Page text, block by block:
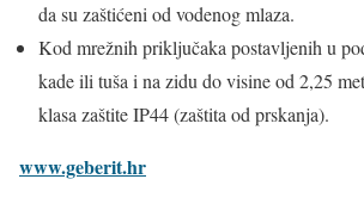
da su zaštićeni od vodenog mlaza.
Kod mrežnih priključaka postavljenih u
kade ili tuša i na zidu do visine od 2,25
klasa zaštite IP44 (zaštita od prskanja).
www.geberit.hr